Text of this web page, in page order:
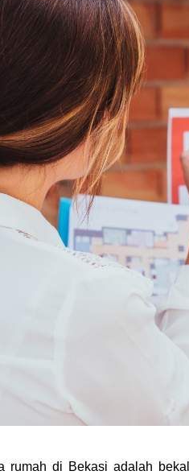
rumah di Bekasi adalah